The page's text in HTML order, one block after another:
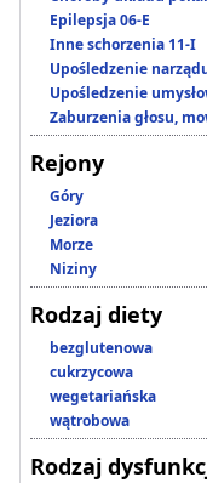
Epilepsja 06-E
Inne schorzenia 11-I
Upośledzenie
Upośledzenie
Zaburzenia głosu,
Rejony
Góry
Jeziora
Morze
Niziny
Rodzaj diety
bezglutenowa
cukrzycowa
wegetariańska
wątrobowa
Rodzaj